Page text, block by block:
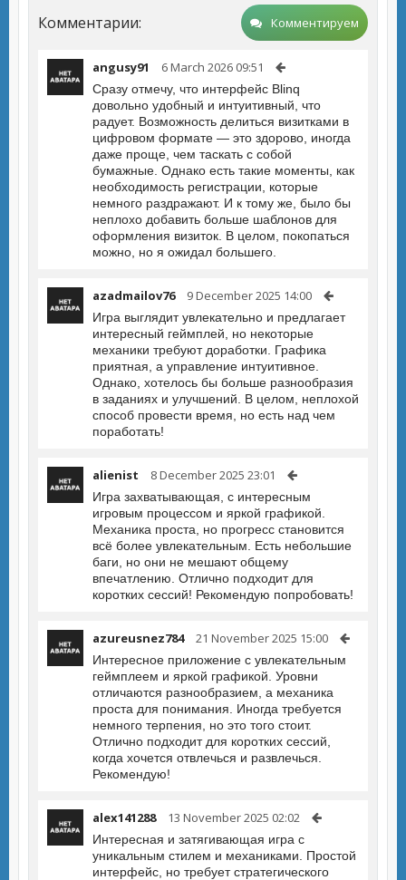
Комментарии: Комментируем
angusy91 6 March 2026 09:51
Сразу отмечу, что интерфейс Blinq
довольно удобный и интуитивный, что
радует. Возможность делиться визитками в
цифровом формате — это здорово, иногда
даже проще, чем таскать с собой
бумажные. Однако есть такие моменты, как
необходимость регистрации, которые
немного раздражают. И к тому же, было бы
неплохо добавить больше шаблонов для
оформления визиток. В целом, покопаться
можно, но я ожидал большего.
azadmailov76 9 December 2025 14:00
Игра выглядит увлекательно и предлагает
интересный геймплей, но некоторые
механики требуют доработки. Графика
приятная, а управление интуитивное.
Однако, хотелось бы больше разнообразия
в заданиях и улучшений. В целом, неплохой
способ провести время, но есть над чем
поработать!
alienist 8 December 2025 23:01
Игра захватывающая, с интересным
игровым процессом и яркой графикой.
Механика проста, но прогресс становится
всё более увлекательным. Есть небольшие
баги, но они не мешают общему
впечатлению. Отлично подходит для
коротких сессий! Рекомендую попробовать!
azureusnez784 21 November 2025 15:00
Интересное приложение с увлекательным
геймплеем и яркой графикой. Уровни
отличаются разнообразием, а механика
проста для понимания. Иногда требуется
немного терпения, но это того стоит.
Отлично подходит для коротких сессий,
когда хочется отвлечься и развлечься.
Рекомендую!
alex141288 13 November 2025 02:02
Интересная и затягивающая игра с
уникальным стилем и механиками. Простой
интерфейс, но требует стратегического